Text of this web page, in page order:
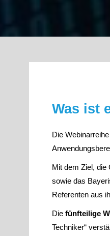
Was ist
Die
Mit dem Ziel, die
sowie das
Referenten aus
Die fünfteilige
Techniker“